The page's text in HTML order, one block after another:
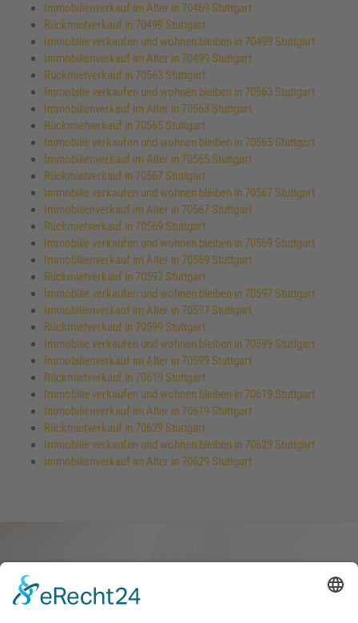
Immobilienverkauf im Alter in 70469 Stuttgart
Rückmietverkauf in 70499 Stuttgart
Immobilie verkaufen und wohnen bleiben in 70499 Stuttgart
Immobilienverkauf im Alter in 70499 Stuttgart
Rückmietverkauf in 70563 Stuttgart
Immobilie verkaufen und wohnen bleiben in 70563 Stuttgart
Immobilienverkauf im Alter in 70563 Stuttgart
Rückmietverkauf in 70565 Stuttgart
Immobilie verkaufen und wohnen bleiben in 70565 Stuttgart
Immobilienverkauf im Alter in 70565 Stuttgart
Rückmietverkauf in 70567 Stuttgart
Immobilie verkaufen und wohnen bleiben in 70567 Stuttgart
Immobilienverkauf im Alter in 70567 Stuttgart
Rückmietverkauf in 70569 Stuttgart
Immobilie verkaufen und wohnen bleiben in 70569 Stuttgart
Immobilienverkauf im Alter in 70569 Stuttgart
Rückmietverkauf in 70597 Stuttgart
Immobilie verkaufen und wohnen bleiben in 70597 Stuttgart
Immobilienverkauf im Alter in 70597 Stuttgart
Rückmietverkauf in 70599 Stuttgart
Immobilie verkaufen und wohnen bleiben in 70599 Stuttgart
Immobilienverkauf im Alter in 70599 Stuttgart
Rückmietverkauf in 70619 Stuttgart
Immobilie verkaufen und wohnen bleiben in 70619 Stuttgart
Immobilienverkauf im Alter in 70619 Stuttgart
Rückmietverkauf in 70629 Stuttgart
Immobilie verkaufen und wohnen bleiben in 70629 Stuttgart
Immobilienverkauf im Alter in 70629 Stuttgart
verkaufen und darin